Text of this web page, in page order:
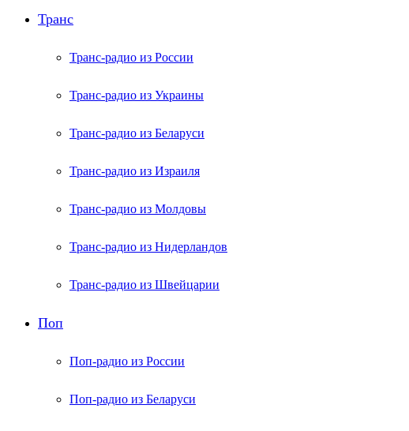
Транс
Транс-радио из России
Транс-радио из Украины
Транс-радио из Беларуси
Транс-радио из Израиля
Транс-радио из Молдовы
Транс-радио из Нидерландов
Транс-радио из Швейцарии
Поп
Поп-радио из России
Поп-радио из Беларуси